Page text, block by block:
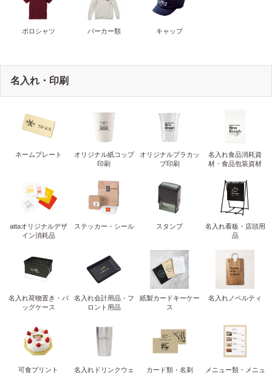
ポロシャツ パーカー類 キャップ
名入れ・印刷
ネームプレート
オリジナル紙コップ
印刷
オリジナルプラカッ
プ印刷
名入れ食品消耗資
材・食品包装資材
attaオリジナルデザ
イン消耗品
ステッカー・シール スタンプ
名入れ看板・店頭用
品
名入れ荷物置き・バ
ッグケース
名入れ会計用品・フ
ロント用品
紙製カードキーケー
ス
名入れノベルティ
可食プリント
名入れドリンクウェ
カード類・名刺
メニュー類・メニュ